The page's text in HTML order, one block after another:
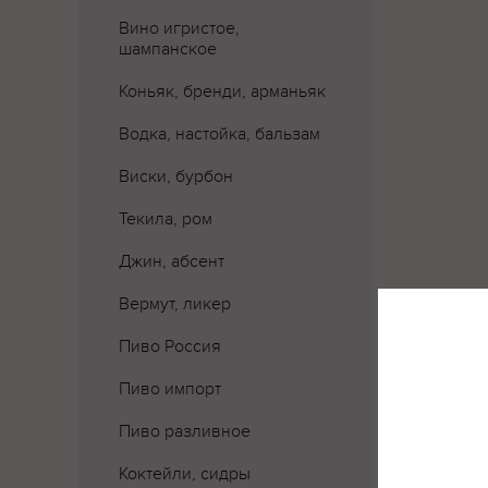
Вино игристое,
шампанское
Коньяк, бренди, арманьяк
Водка, настойка, бальзам
Виски, бурбон
Текила, ром
Джин, абсент
Вермут, ликер
Пиво Россия
Пиво импорт
Пиво разливное
Коктейли, сидры